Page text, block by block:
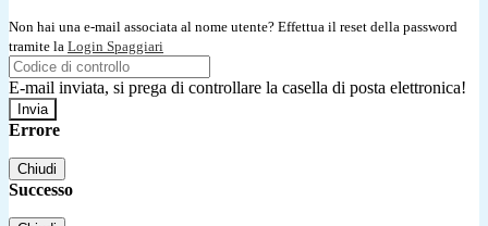
Non hai una e-mail associata al nome utente? Effettua il reset della password
tramite la Login Spaggiari
E-mail inviata, si prega di controllare la casella di posta elettronica!
Errore
Chiudi
Successo